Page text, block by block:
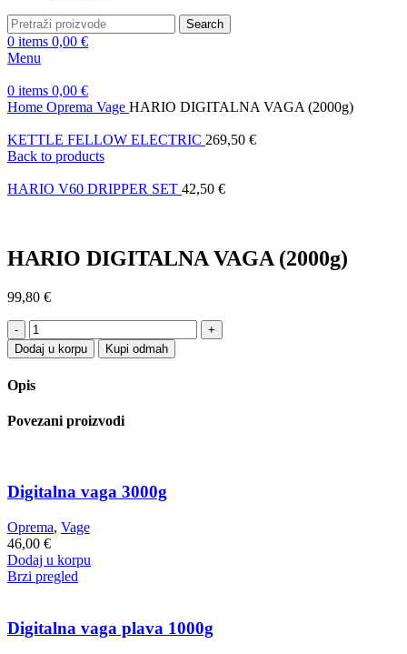
Search
0 items 0,00 €
Menu
0 items 0,00 €
Home Oprema Vage HARIO DIGITALNA VAGA (2000g)
KETTLE FELLOW ELECTRIC 269,50 €
Back to products
HARIO V60 DRIPPER SET 42,50 €
HARIO DIGITALNA VAGA (2000g)
99,80 €
HARIO
DIGITALNA
VAGA
(2000g)
quantity
Dodaj u korpu Kupi odmah
Opis
Povezani proizvodi
Digitalna vaga 3000g
Oprema, Vage
46,00 €
Dodaj u korpu
Brzi pregled
Digitalna vaga plava 1000g